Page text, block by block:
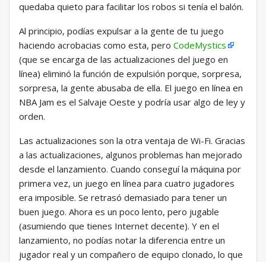
quedaba quieto para facilitar los robos si tenía el balón.
Al principio, podías expulsar a la gente de tu juego
haciendo acrobacias como esta, pero CodeMystics
(que se encarga de las actualizaciones del juego en
línea) eliminó la función de expulsión porque, sorpresa,
sorpresa, la gente abusaba de ella. El juego en línea en
NBA Jam es el Salvaje Oeste y podría usar algo de ley y
orden.
Las actualizaciones son la otra ventaja de Wi-Fi. Gracias
a las actualizaciones, algunos problemas han mejorado
desde el lanzamiento. Cuando conseguí la máquina por
primera vez, un juego en línea para cuatro jugadores
era imposible. Se retrasó demasiado para tener un
buen juego. Ahora es un poco lento, pero jugable
(asumiendo que tienes Internet decente). Y en el
lanzamiento, no podías notar la diferencia entre un
jugador real y un compañero de equipo clonado, lo que